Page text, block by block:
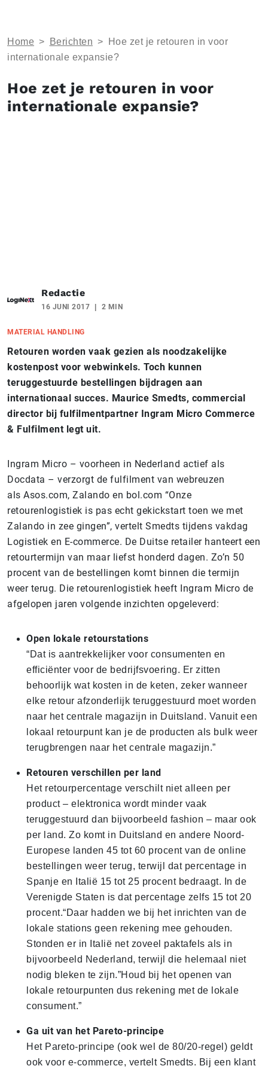
Home > Berichten >
Hoe zet je retouren in voor
internationale expansie?
Hoe zet je retouren in voor
internationale expansie?
Redactie
16 JUNI 2017 2 MIN
MATERIAL HANDLING
Retouren worden vaak gezien als noodzakelijke
kostenpost voor webwinkels. Toch kunnen
teruggestuurde bestellingen bijdragen aan
internationaal succes. Maurice Smedts, commercial
director bij fulfilmentpartner Ingram Micro Commerce
& Fulfilment legt uit.
Ingram Micro – voorheen in Nederland actief als
Docdata – verzorgt de fulfilment van webreuzen
als Asos.com, Zalando en bol.com “Onze
retourenlogistiek is pas echt gekickstart toen we met
Zalando in zee gingen”, vertelt Smedts tijdens vakdag
Logistiek en E-commerce. De Duitse retailer hanteert een
retourtermijn van maar liefst honderd dagen. Zo’n 50
procent van de bestellingen komt binnen die termijn
weer terug. Die retourenlogistiek heeft Ingram Micro de
afgelopen jaren volgende inzichten opgeleverd:
Open lokale retourstations
“Dat is aantrekkelijker voor consumenten en
efficiënter voor de bedrijfsvoering. Er zitten
behoorlijk wat kosten in de keten, zeker wanneer
elke retour afzonderlijk teruggestuurd moet worden
naar het centrale magazijn in Duitsland. Vanuit een
lokaal retourpunt kan je de producten als bulk weer
terugbrengen naar het centrale magazijn.”
Retouren verschillen per land
Het retourpercentage verschilt niet alleen per
product – elektronica wordt minder vaak
teruggestuurd dan bijvoorbeeld fashion – maar ook
per land. Zo komt in Duitsland en andere Noord-
Europese landen 45 tot 60 procent van de online
bestellingen weer terug, terwijl dat percentage in
Spanje en Italië 15 tot 25 procent bedraagt. In de
Verenigde Staten is dat percentage zelfs 15 tot 20
procent.“Daar hadden we bij het inrichten van de
lokale stations geen rekening mee gehouden.
Stonden er in Italië net zoveel paktafels als in
bijvoorbeeld Nederland, terwijl die helemaal niet
nodig bleken te zijn.”Houd bij het openen van
lokale retourpunten dus rekening met de lokale
consument.”
Ga uit van het Pareto-principe
Het Pareto-principe (ook wel de 80/20-regel) geldt
ook voor e-commerce, vertelt Smedts. Bij een klant